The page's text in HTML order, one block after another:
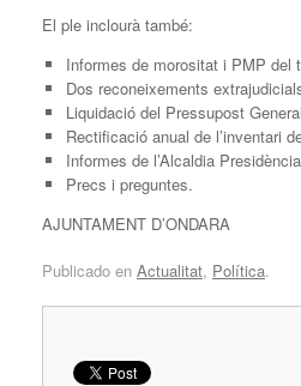
El ple inclourà també:
Informes de morositat i PMP del
Dos reconeixements
Liquidació del Pressupost
Rectificació anual de l’inventari
Informes de l’Alcaldia
Precs i preguntes.
AJUNTAMENT D’ONDARA
Publicado en Actualitat, Política.